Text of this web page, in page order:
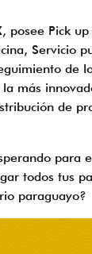
, posee Pick
Servicio
de
la más
de
para
todos tus
paraguayo?